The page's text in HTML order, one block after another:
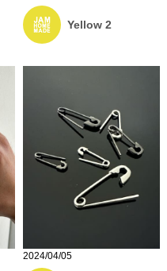
Yellow 2
2024/04/05